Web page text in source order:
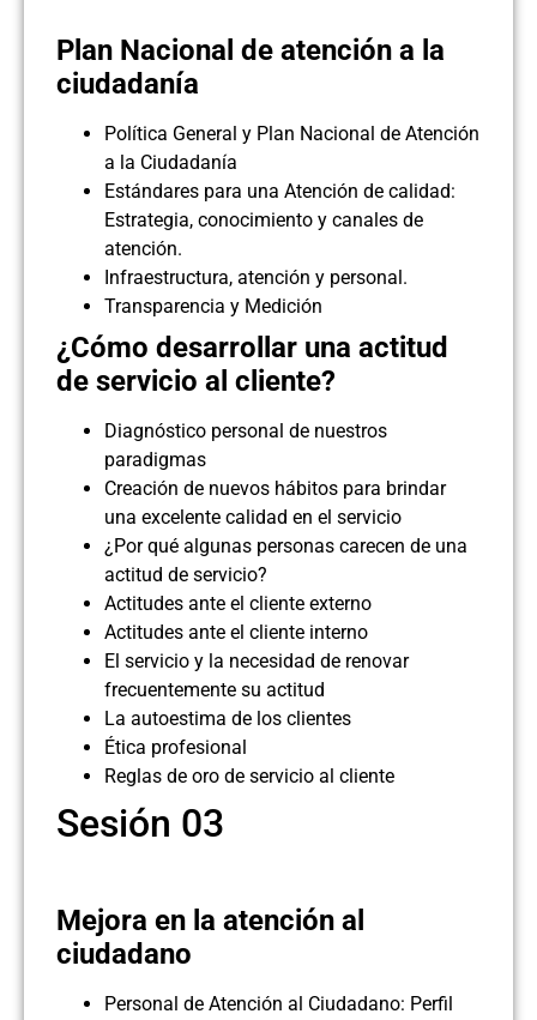
Plan Nacional de atención a la
ciudadanía
Política General y Plan Nacional de Atención
a la Ciudadanía
Estándares para una Atención de calidad:
Estrategia, conocimiento y canales de
atención.
Infraestructura, atención y personal.
Transparencia y Medición
¿Cómo desarrollar una actitud
de servicio al cliente?
Diagnóstico personal de nuestros
paradigmas
Creación de nuevos hábitos para brindar
una excelente calidad en el servicio
¿Por qué algunas personas carecen de una
actitud de servicio?
Actitudes ante el cliente externo
Actitudes ante el cliente interno
El servicio y la necesidad de renovar
frecuentemente su actitud
La autoestima de los clientes
Ética profesional
Reglas de oro de servicio al cliente
Sesión 03
Mejora en la atención al
ciudadano
Personal de Atención al Ciudadano: Perfil